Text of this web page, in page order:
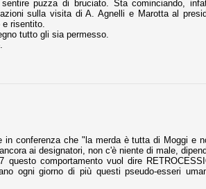
puzza di bruciato. Sta cominciando,
sulla visita di A. Agnelli e Marotta al
e risentito.
tutto gli sia permesso.
in conferenza che "la merda è tutta di Moggi e
ai designatori, non c'è niente di male,
comportamento vuol dire
ogni giorno di più questi pseudo-esseri
al fine di
contempo una rosa
con il
rosa affidandosi a